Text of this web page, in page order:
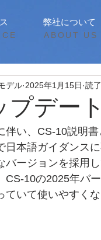
弊社について
​ABOUT US
プデート
デル 2025年1月15日 読
い、CS-10説明
日本語ガイダンス
バージョンを採用
10の2025年バ
いて使いやすくな